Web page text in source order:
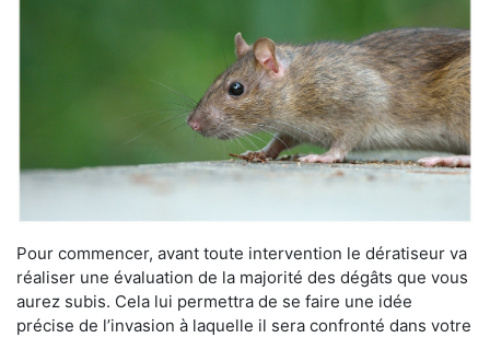
Pour commencer, avant toute intervention le dératiseur va
réaliser une évaluation de la majorité des dégâts que vous
aurez subis. Cela lui permettra de se faire une idée
précise de l’invasion à laquelle il sera confronté dans votre